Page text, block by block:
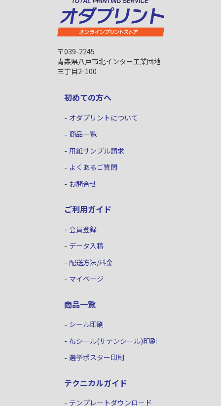
〒039-2245
青森県八戸市北インター工業団地
三丁目2-100
初めての方へ
オダプリントについて
商品一覧
用紙サンプル請求
よくあるご質問
お問合せ
ご利用ガイド
会員登録
データ入稿
配送方法/料金
マイページ
商品一覧
シール印刷
布シール(サテンシール)印刷
選挙ポスター印刷
テクニカルガイド
テンプレートダウンロード